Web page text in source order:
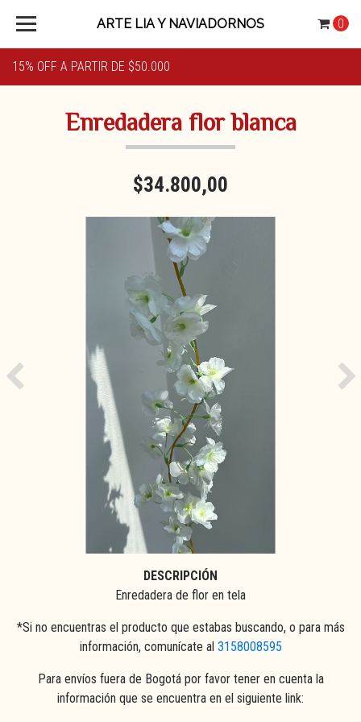
15% OFF A PARTIR DE $50.000
ARTE LIA Y NAVIADORNOS 0
Enredadera flor blanca
$34.800,00
Previous
DESCRIPCIÓN
Enredadera de flor en tela
*Si no encuentras el producto que estabas buscando, o para más
información, comunícate al 3158008595
Para envíos fuera de Bogotá por favor tener en cuenta la
información que se encuentra en el siguiente link: